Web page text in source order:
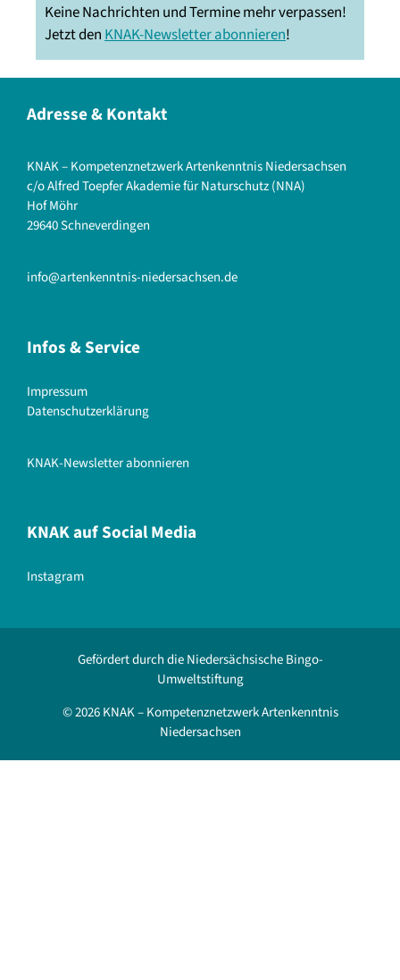
Keine Nachrichten und Termine mehr verpassen!
Jetzt denKNAK-Newsletter abonnieren!
Adresse & Kontakt
KNAK – Kompetenznetzwerk Artenkenntnis Niedersachsen
c/o Alfred Toepfer Akademie für Naturschutz (NNA)
Hof Möhr
29640 Schneverdingen
info@artenkenntnis-niedersachsen.de
Infos & Service
Impressum
Datenschutzerklärung
KNAK-Newsletter abonnieren
KNAK auf Social Media
Instagram
Gefördert durch die Niedersächsische Bingo-
Umweltstiftung
© 2026 KNAK – Kompetenznetzwerk Artenkenntnis
Niedersachsen